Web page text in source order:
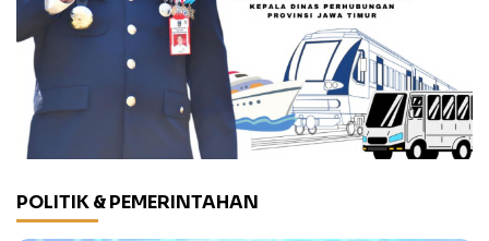
POLITIK & PEMERINTAHAN